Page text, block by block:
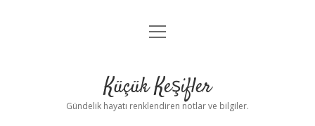
Anasayfa
Yasal Uyarı
menüyü
Küçük Keşifler
Gündelik hayatı renklendiren notlar ve bilgiler.